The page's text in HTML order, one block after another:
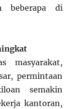
beberapa di
masyarakat,
permintaan
semakin
kantoran,